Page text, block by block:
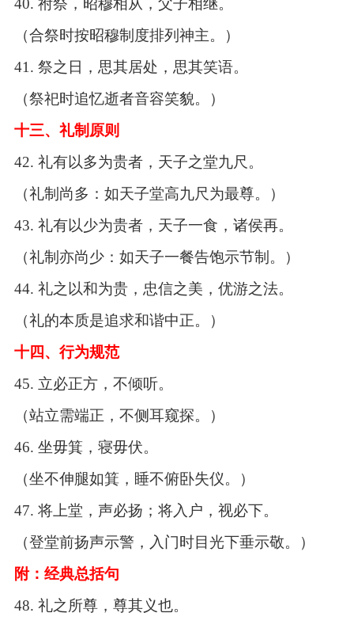
40. 祔祭，昭穆相从，父子相继。
（合祭时按昭穆制度排列神主。）
41. 祭之日，思其居处，思其笑语。
（祭祀时追忆逝者音容笑貌。）
十三、礼制原则
42. 礼有以多为贵者，天子之堂九尺。
（礼制尚多：如天子堂高九尺为最尊。）
43. 礼有以少为贵者，天子一食，诸侯再。
（礼制亦尚少：如天子一餐告饱示节制。）
44. 礼之以和为贵，忠信之美，优游之法。
（礼的本质是追求和谐中正。）
十四、行为规范
45. 立必正方，不倾听。
（站立需端正，不侧耳窥探。）
46. 坐毋箕，寝毋伏。
（坐不伸腿如箕，睡不俯卧失仪。）
47. 将上堂，声必扬；将入户，视必下。
（登堂前扬声示警，入门时目光下垂示敬。）
附：经典总括句
48. 礼之所尊，尊其义也。